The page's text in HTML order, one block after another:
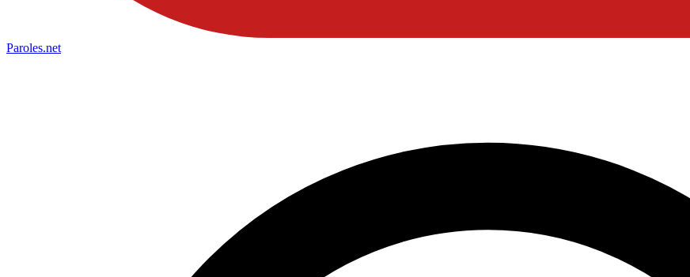
Paroles.net